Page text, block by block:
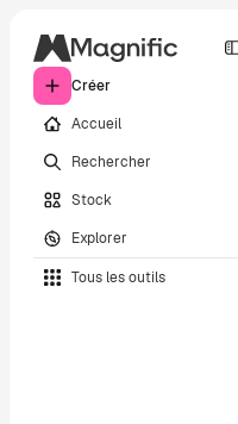
Créer
Accueil
Rechercher
Stock
Explorer
Tous les outils